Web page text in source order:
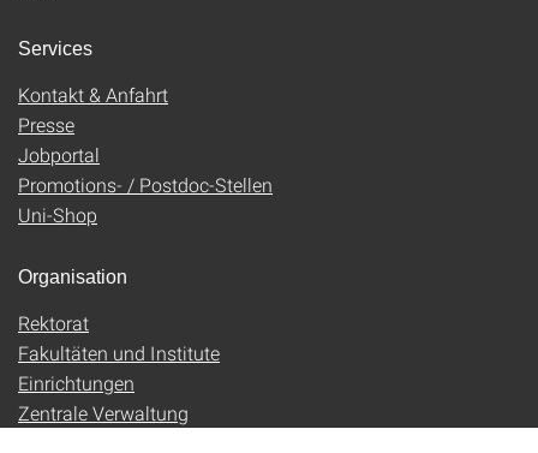
Services
Kontakt & Anfahrt
Presse
Jobportal
Promotions- / Postdoc-Stellen
Uni-Shop
Organisation
Rektorat
Fakultäten und Institute
Einrichtungen
Zentrale Verwaltung